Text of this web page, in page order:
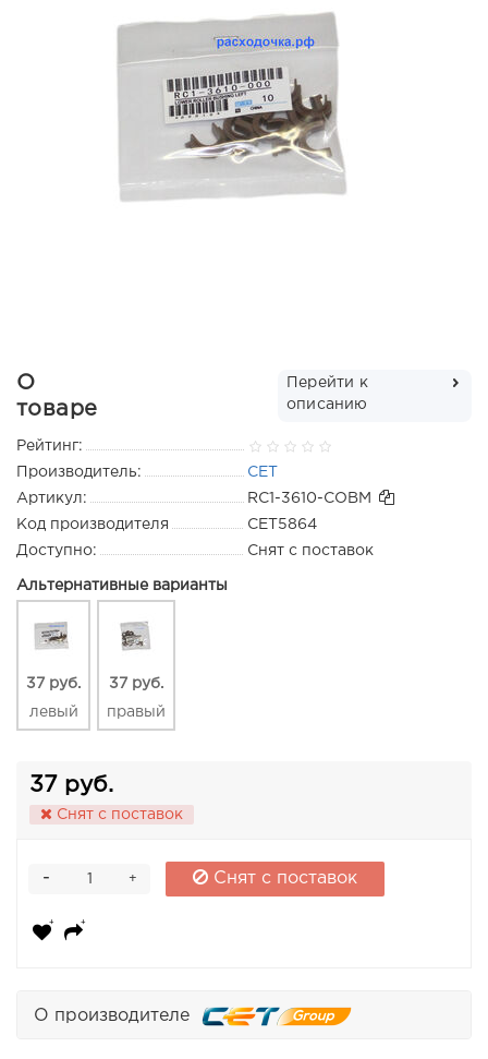
О
товаре
Перейти к
описанию
Рейтинг:
Производитель:
CET
Артикул:
RC1-3610-СОВМ
Код производителя
CET5864
Доступно:
Снят с поставок
Альтернативные варианты
37 руб.
левый
37 руб.
правый
37 руб.
Снят с поставок
+
- Снят с поставок
О производителе